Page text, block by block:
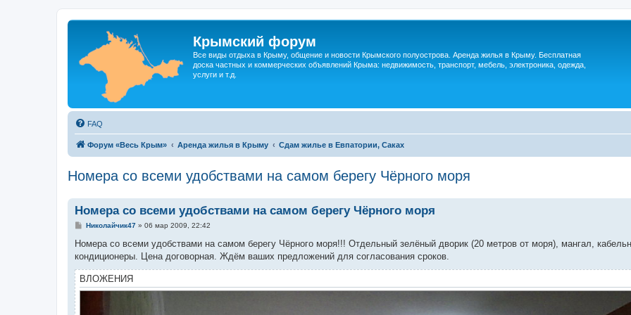
Крымский форум
Все виды отдыха в Крыму, общение и новости Крымского полуострова. Аренда жилья в Крыму. Бесплатная
доска частных и коммерческих объявлений Крыма: недвижимость, транспорт, мебель, электроника, одежда,
услуги и т.д.
FAQ
Форум «Весь Крым» Аренда жилья в Крыму Сдам жилье в Евпатории, Саках
Номера со всеми удобствами на самом берегу Чёрного моря
Номера со всеми удобствами на самом берегу Чёрного моря
С
о
щ
н
и
е
Николайчик47» 06 мар 2009, 22:42
Номера со всеми удобствами на самом берегу Чёрного моря!!! Отдельный зелёный дворик (20 метров от моря), мангал,
кондиционеры. Цена договорная. Ждём ваших предложений для согласования сроков.
ВЛОЖЕНИЯ